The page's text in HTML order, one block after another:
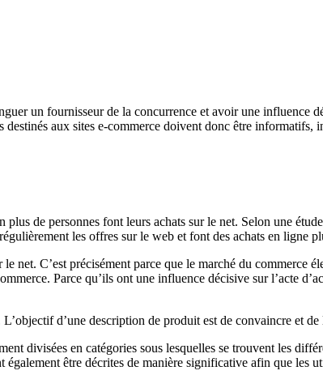
un fournisseur de la concurrence et avoir une influence
aux sites e-commerce doivent donc être informatifs,
plus de personnes font leurs achats sur le net. Selon une
les offres sur le web et font des achats en ligne
C’est précisément parce que le marché du commerce
Parce qu’ils ont une influence décisive sur l’acte
d’une description de produit est de convaincre et
divisées en catégories sous lesquelles se trouvent les
être décrites de manière significative afin que les